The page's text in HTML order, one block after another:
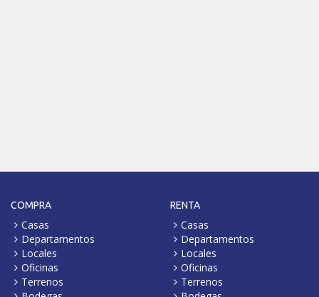
COMPRA
Casas
Departamentos
Locales
Oficinas
Terrenos
RENTA
Casas
Departamentos
Locales
Oficinas
Terrenos